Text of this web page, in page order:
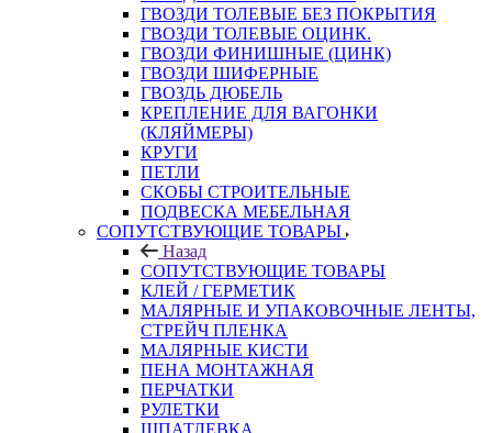
ГВОЗДИ ТОЛЕВЫЕ БЕЗ ПОКРЫТИЯ
ГВОЗДИ ТОЛЕВЫЕ ОЦИНК.
ГВОЗДИ ФИНИШНЫЕ (ЦИНК)
ГВОЗДИ ШИФЕРНЫЕ
ГВОЗДЬ ДЮБЕЛЬ
КРЕПЛЕНИЕ ДЛЯ ВАГОНКИ
(КЛЯЙМЕРЫ)
КРУГИ
ПЕТЛИ
СКОБЫ СТРОИТЕЛЬНЫЕ
ПОДВЕСКА МЕБЕЛЬНАЯ
СОПУТСТВУЮЩИЕ ТОВАРЫ
Назад
СОПУТСТВУЮЩИЕ ТОВАРЫ
КЛЕЙ / ГЕРМЕТИК
МАЛЯРНЫЕ И УПАКОВОЧНЫЕ ЛЕНТЫ,
СТРЕЙЧ ПЛЕНКА
МАЛЯРНЫЕ КИСТИ
ПЕНА МОНТАЖНАЯ
ПЕРЧАТКИ
РУЛЕТКИ
ШПАТЛЕВКА